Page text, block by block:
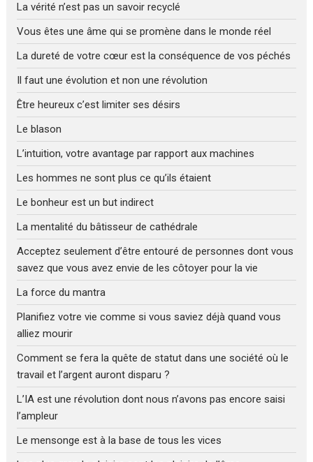
La vérité n’est pas un savoir recyclé
Vous êtes une âme qui se promène dans le monde réel
La dureté de votre cœur est la conséquence de vos péchés
Il faut une évolution et non une révolution
Être heureux c’est limiter ses désirs
Le blason
L’intuition, votre avantage par rapport aux machines
Les hommes ne sont plus ce qu’ils étaient
Le bonheur est un but indirect
La mentalité du bâtisseur de cathédrale
Acceptez seulement d’être entouré de personnes dont vous
savez que vous avez envie de les côtoyer pour la vie
La force du mantra
Planifiez votre vie comme si vous saviez déjà quand vous
alliez mourir
Comment se fera la quête de statut dans une société où le
travail et l’argent auront disparu ?
L’IA est une révolution dont nous n’avons pas encore saisi
l’ampleur
Le mensonge est à la base de tous les vices